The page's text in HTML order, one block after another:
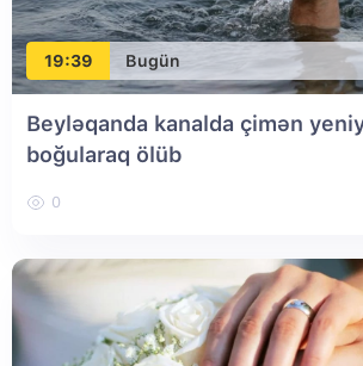
19:39 Bugün
Beyləqanda kanalda çimən
boğularaq ölüb
0